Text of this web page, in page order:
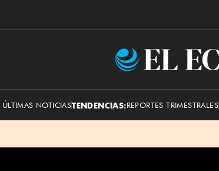
ÚLTIMAS NOTICIASTENDENCIAS:REPORTES TRIMESTRALES